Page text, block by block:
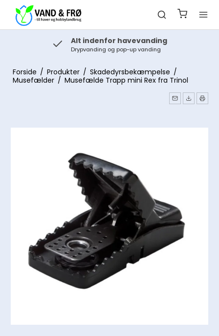
Alt indenfor havevanding
Drypvanding og pop-up vanding
Forside / Produkter / Skadedyrsbekæmpelse /
Musefælder / Musefælde Trapp mini Rex fra Trinol